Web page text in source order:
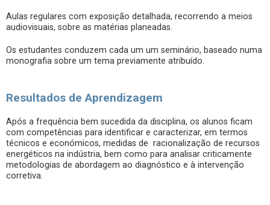
Aulas regulares com exposição detalhada, recorrendo a meios
audiovisuais, sobre as matérias planeadas.
Os estudantes conduzem cada um um seminário, baseado numa
monografia sobre um tema previamente atribuído.
Resultados de Aprendizagem
Após a frequência bem sucedida da disciplina, os alunos ficam
com competências para identificar e caracterizar, em termos
técnicos e económicos, medidas de racionalização de recursos
energéticos na indústria, bem como para analisar criticamente
metodologias de abordagem ao diagnóstico e à intervenção
corretiva.